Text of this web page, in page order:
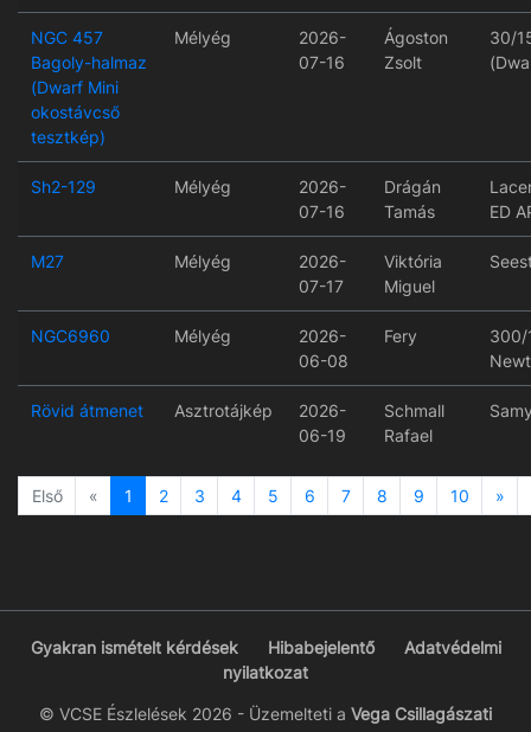
NGC 457
Bagoly-halmaz
(Dwarf Mini
okostávcső
tesztkép)
Mélyég
2026-
07-16
Ágoston
Zsolt
30/
Sh2-129 Mélyég
2026-
07-16
Drágán
Tamás
ED
M27 Mélyég
2026-
07-17
Viktória
Miguel
NGC6960 Mélyég
2026-
06-08
Fery
300/
Rövid átmenet Asztrotájkép
2026-
06-19
Schmall
Rafael
Első « Previous
1 2 3 4 5 6 7 8 9 10 »
Gyakran ismételt kérdések Hibabejelentő
Adatvédelmi
nyilatkozat
© VCSE Észlelések 2026 - Üzemelteti a Vega Csillagászati